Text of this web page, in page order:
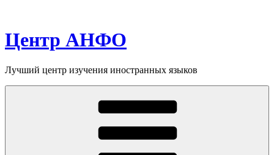
содержимому
Центр АНФО
Лучший центр изучения иностранных языков